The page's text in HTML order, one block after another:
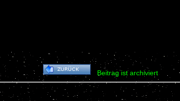
Beitrag ist archiviert